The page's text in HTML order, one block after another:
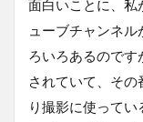
面白いことに、私
ューブチャンネ
ろいろあるので
されていて、その
り撮影に使って